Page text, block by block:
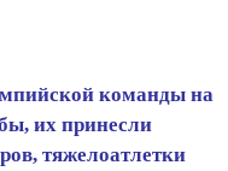
команды на
их принесли
тяжелоатлетки